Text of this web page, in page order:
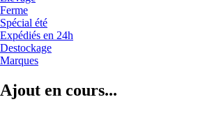
Ferme
Spécial été
Expédiés en 24h
Destockage
Marques
Ajout en cours...